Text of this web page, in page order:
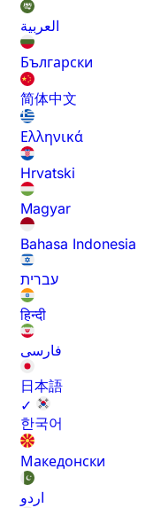
العربية
Български
简体中文
Ελληνικά
Hrvatski
Magyar
Bahasa Indonesia
עברית
हिन्दी
فارسی
日本語
✓
한국어
Македонски
اردو